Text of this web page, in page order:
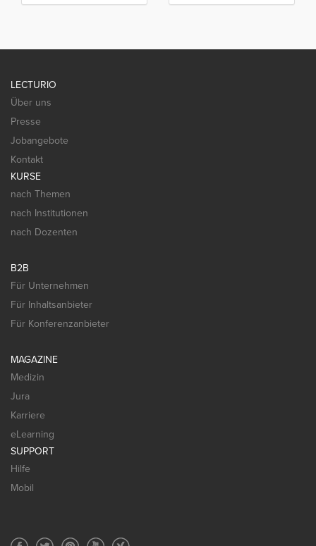
LECTURIO
Über uns
Presse
Jobangebote
Kontakt
KURSE
nach Themen
nach Institutionen
nach Dozenten
B2B
Für Unternehmen
Für Inhaltsanbieter
Für Konferenzanbieter
MAGAZINE
Medizin
Jura
Karriere
eLearning
SUPPORT
Hilfe
Mobil